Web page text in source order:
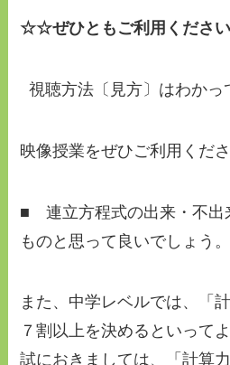
☆☆ぜひともご利用くださ
視聴方法〔見方〕はわかっ
映像授業をぜひご利用くださ
■ 連立方程式の出来・不出
ものと思って良いでしょう。
また、中学レベルでは、「
７割以上を決めるといって
試におきましては、「計算